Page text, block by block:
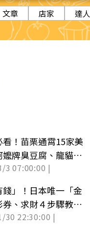
文章 店家 達人
！苗栗通霄15家美
牌臭豆腐、龍貓車
3 07:00:00 |
」！日本唯一「金
、求財４步驟教你
30 22:30:00 |